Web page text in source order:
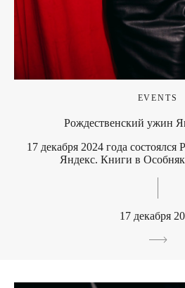
EVENTS
Рождественский ужин
17 декабря 2024 года
Яндекс. Книги в
17 декабря